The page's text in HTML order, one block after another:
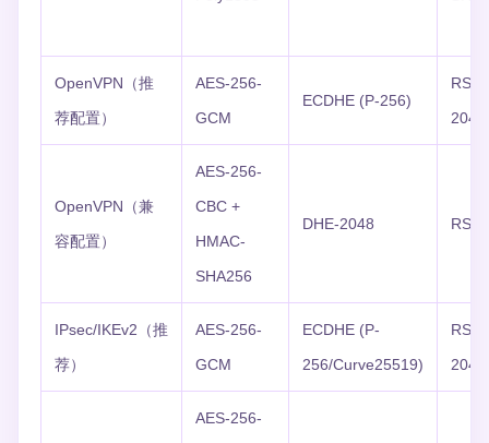
OpenVPN（推
荐配置）
AES-256-
GCM
ECDHE (P-256)
RSA-
OpenVPN（兼
容配置）
AES-256-
CBC +
HMAC-
SHA256
DHE-2048
IPsec/IKEv2（推
荐）
AES-256-
GCM
ECDHE (P-
256/Curve25519)
RSA-
AES-256-